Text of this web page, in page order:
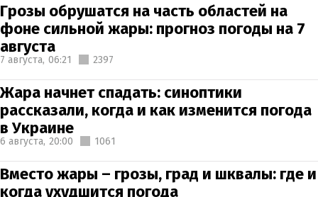
Грозы обрушатся на часть областей на
фоне сильной жары: прогноз погоды на 7
августа
7 августа, 06:21 2397
Жара начнет спадать: синоптики
рассказали, когда и как изменится погода
в Украине
6 августа, 20:00 1061
Вместо жары – грозы, град и шквалы: где и
когда ухудшится погода